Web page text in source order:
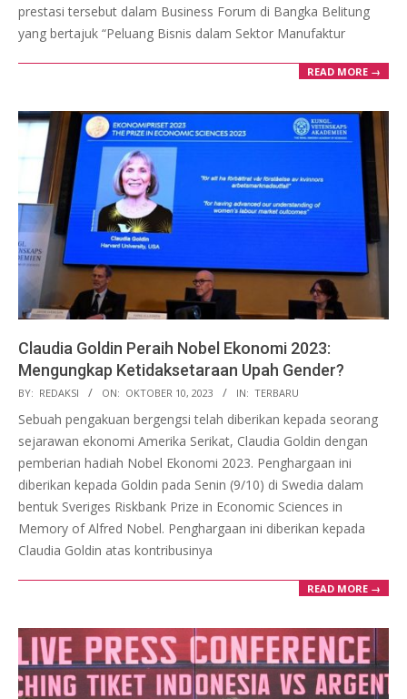
prestasi tersebut dalam Business Forum di Bangka Belitung
yang bertajuk “Peluang Bisnis dalam Sektor Manufaktur
READ MORE →
Claudia Goldin Peraih Nobel Ekonomi 2023:
Mengungkap Ketidaksetaraan Upah Gender?
2023-
10-
10
BY: REDAKSI ON: OKTOBER 10, 2023 IN: TERBARU
Sebuah pengakuan bergengsi telah diberikan kepada seorang
sejarawan ekonomi Amerika Serikat, Claudia Goldin dengan
pemberian hadiah Nobel Ekonomi 2023. Penghargaan ini
diberikan kepada Goldin pada Senin (9/10) di Swedia dalam
bentuk Sveriges Riskbank Prize in Economic Sciences in
Memory of Alfred Nobel. Penghargaan ini diberikan kepada
Claudia Goldin atas kontribusinya
READ MORE →